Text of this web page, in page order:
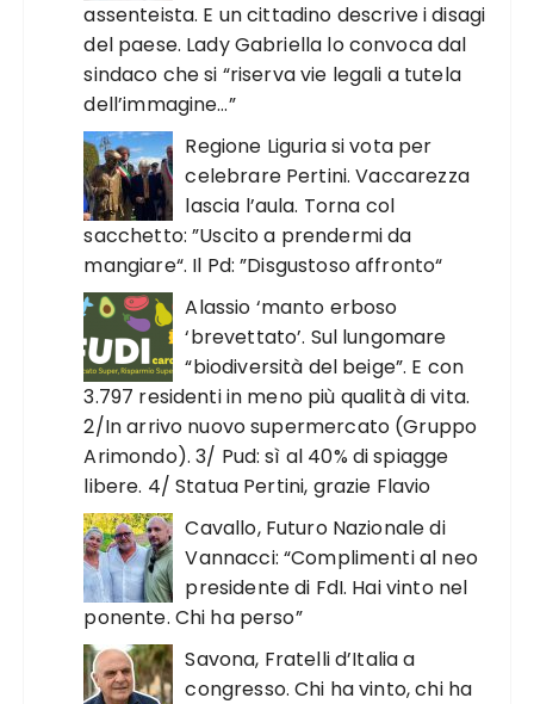
assenteista. E un cittadino descrive i disagi
del paese. Lady Gabriella lo convoca dal
sindaco che si “riserva vie legali a tutela
dell’immagine…”
Regione Liguria si vota per
celebrare Pertini. Vaccarezza
lascia l’aula. Torna col
sacchetto: ”Uscito a prendermi da
mangiare“. Il Pd: ”Disgustoso affronto“
Alassio ‘manto erboso
‘brevettato’. Sul lungomare
“biodiversità del beige”. E con
3.797 residenti in meno più qualità di vita.
2/In arrivo nuovo supermercato (Gruppo
Arimondo). 3/ Pud: sì al 40% di spiagge
libere. 4/ Statua Pertini, grazie Flavio
Cavallo, Futuro Nazionale di
Vannacci: “Complimenti al neo
presidente di FdI. Hai vinto nel
ponente. Chi ha perso”
Savona, Fratelli d’Italia a
congresso. Chi ha vinto, chi ha